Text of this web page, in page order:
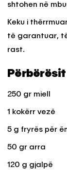
shtohen në
Keku i
të garantuar,
rast.
Përbërësit
250 gr miell
1 kokërr vezë
5 g fryrës për
50 gr arra
120 g gjalpë